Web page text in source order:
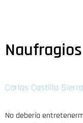
Carlos Castilla Sierra
No debería